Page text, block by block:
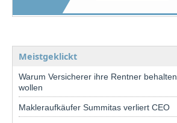
Meistgeklickt
Warum Versicherer ihre Rentner behalten
wollen
Makleraufkäufer Summitas verliert CEO